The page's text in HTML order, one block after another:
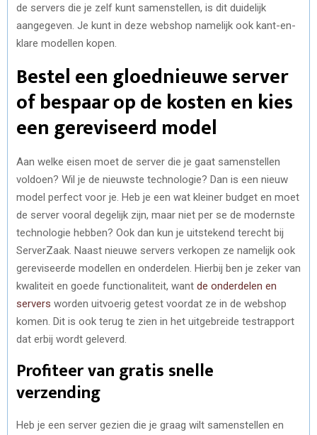
de servers die je zelf kunt samenstellen, is dit duidelijk
aangegeven. Je kunt in deze webshop namelijk ook kant-en-
klare modellen kopen.
Bestel een gloednieuwe server
of bespaar op de kosten en kies
een gereviseerd model
Aan welke eisen moet de server die je gaat samenstellen
voldoen? Wil je de nieuwste technologie? Dan is een nieuw
model perfect voor je. Heb je een wat kleiner budget en moet
de server vooral degelijk zijn, maar niet per se de modernste
technologie hebben? Ook dan kun je uitstekend terecht bij
ServerZaak. Naast nieuwe servers verkopen ze namelijk ook
gereviseerde modellen en onderdelen. Hierbij ben je zeker van
kwaliteit en goede functionaliteit, want de onderdelen en
servers worden uitvoerig getest voordat ze in de webshop
komen. Dit is ook terug te zien in het uitgebreide testrapport
dat erbij wordt geleverd.
Profiteer van gratis snelle
verzending
Heb je een server gezien die je graag wilt samenstellen en